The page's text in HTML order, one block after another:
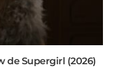
de Supergirl (2026)